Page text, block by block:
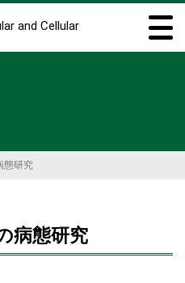
and Cellular
態研究
病態研究